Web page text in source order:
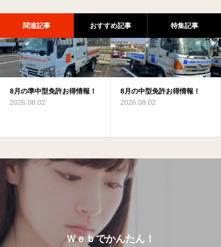
関連記事 おすすめ記事 特集記事
8月の準中型免許お得情報！
2026.08.02
8月の中型免許お得情報！
2026.08.02
8月の大型特殊免許お得情
報！
8月の中型免許お得情報！
2026.08.02
8月の大型二種免許お得情
報！
8月のけん引免許お得情報！
2026.08.02
Ｗｅｂでかんたん！